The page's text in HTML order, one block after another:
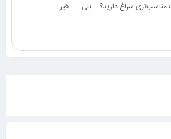
مناسب‌تری سراغ دارید؟ بلی خیر